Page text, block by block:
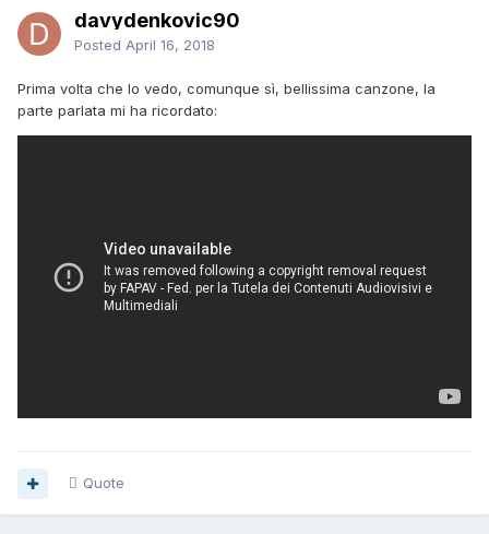
davydenkovic90
Posted April 16, 2018
Prima volta che lo vedo, comunque sì, bellissima canzone, la
parte parlata mi ha ricordato:
Quote